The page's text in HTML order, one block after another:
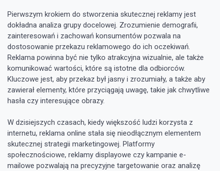
Pierwszym krokiem do stworzenia skutecznej reklamy jest
dokładna analiza grupy docelowej. Zrozumienie demografii,
zainteresowań i zachowań konsumentów pozwala na
dostosowanie przekazu reklamowego do ich oczekiwań.
Reklama powinna być nie tylko atrakcyjna wizualnie, ale także
komunikować wartości, które są istotne dla odbiorców.
Kluczowe jest, aby przekaz był jasny i zrozumiały, a także aby
zawierał elementy, które przyciągają uwagę, takie jak chwytliwe
hasła czy interesujące obrazy.
W dzisiejszych czasach, kiedy większość ludzi korzysta z
internetu, reklama online stała się nieodłącznym elementem
skutecznej strategii marketingowej. Platformy
społecznościowe, reklamy displayowe czy kampanie e-
mailowe pozwalają na precyzyjne targetowanie oraz analizę